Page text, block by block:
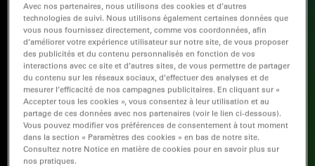
Avec nos partenaires, nous utilisons des cookies et d’autres
technologies de suivi. Nous utilisons également certaines données que
vous nous fournissez directement, comme vos coordonnées, afin
d’améliorer votre expérience utilisateur sur notre site, de vous proposer
des publicités et du contenu personnalisés en fonction de vos
interactions avec ce site et d’autres sites, de vous permettre de partager
du contenu sur les réseaux sociaux, d’effectuer des analyses et de
mesurer l’efficacité de nos campagnes publicitaires. En cliquant sur «
Accepter tous les cookies », vous consentez à leur utilisation et au
partage de ces données avec nos partenaires (voir le lien ci-dessous).
Vous pouvez modifier vos préférences de consentement à tout moment
dans la section « Paramètres des cookies » en bas de notre site.
Consultez notre Notice en matière de cookies pour en savoir plus sur
nos pratiques.